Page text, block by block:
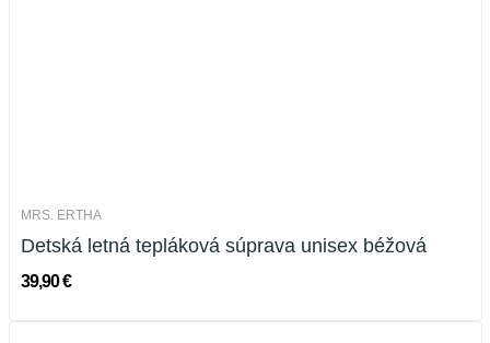
MRS. ERTHA
Detská letná tepláková súprava unisex béžová
39,90 €